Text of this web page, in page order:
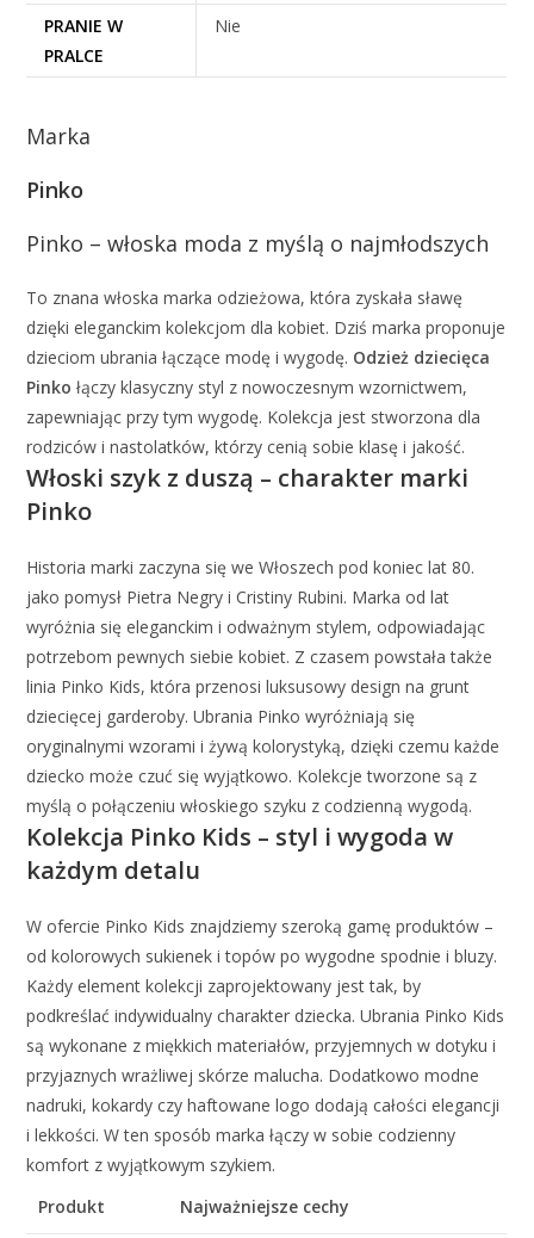
PRANIE W
PRALCE
Nie
Marka
Pinko
Pinko – włoska moda z myślą o najmłodszych
To znana włoska marka odzieżowa, która zyskała sławę
dzięki eleganckim kolekcjom dla kobiet. Dziś marka proponuje
dzieciom ubrania łączące modę i wygodę. Odzież dziecięca
Pinko łączy klasyczny styl z nowoczesnym wzornictwem,
zapewniając przy tym wygodę. Kolekcja jest stworzona dla
rodziców i nastolatków, którzy cenią sobie klasę i jakość.
Włoski szyk z duszą – charakter marki
Pinko
Historia marki zaczyna się we Włoszech pod koniec lat 80.
jako pomysł Pietra Negry i Cristiny Rubini. Marka od lat
wyróżnia się eleganckim i odważnym stylem, odpowiadając
potrzebom pewnych siebie kobiet. Z czasem powstała także
linia Pinko Kids, która przenosi luksusowy design na grunt
dziecięcej garderoby. Ubrania Pinko wyróżniają się
oryginalnymi wzorami i żywą kolorystyką, dzięki czemu każde
dziecko może czuć się wyjątkowo. Kolekcje tworzone są z
myślą o połączeniu włoskiego szyku z codzienną wygodą.
Kolekcja Pinko Kids – styl i wygoda w
każdym detalu
W ofercie Pinko Kids znajdziemy szeroką gamę produktów –
od kolorowych sukienek i topów po wygodne spodnie i bluzy.
Każdy element kolekcji zaprojektowany jest tak, by
podkreślać indywidualny charakter dziecka. Ubrania Pinko Kids
są wykonane z miękkich materiałów, przyjemnych w dotyku i
przyjaznych wrażliwej skórze malucha. Dodatkowo modne
nadruki, kokardy czy haftowane logo dodają całości elegancji
i lekkości. W ten sposób marka łączy w sobie codzienny
komfort z wyjątkowym szykiem.
Produkt
Najważniejsze cechy